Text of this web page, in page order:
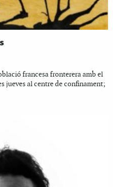
francesa fronterera amb el
jueves al centre de confinament;